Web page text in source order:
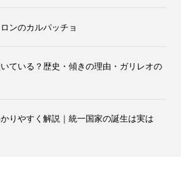
ンのカルパッチョ
ている？歴史・傾きの理由・ガリレオの
りやすく解説｜統一国家の誕生は実は